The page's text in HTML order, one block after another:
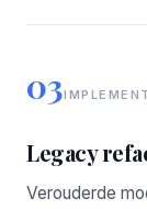
03
Legacy
Verouderde